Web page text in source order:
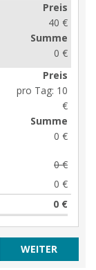
Preis
40 €
Summe
0 €
Preis
pro Tag: 10
€
Summe
0 €
0 €
0 €
0 €